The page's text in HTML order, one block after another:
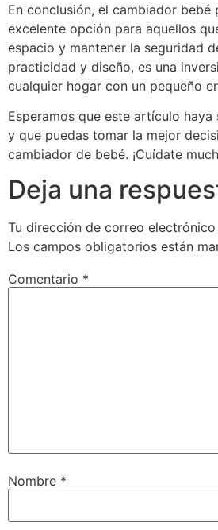
En conclusión, el cambiador bebé
excelente opción para aquellos
espacio y mantener la seguridad
practicidad y diseño, es una
cualquier hogar con un pequeño
Esperamos que este artículo
y que puedas tomar la mejor
cambiador de bebé. ¡Cuídate
Deja una
Tu dirección de correo
Los campos obligatorios están
Comentario *
Nombre *